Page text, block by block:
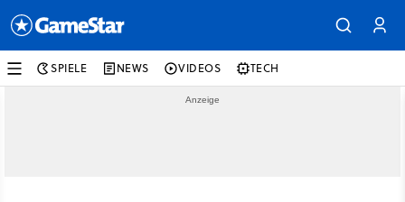
SPIELE NEWS VIDEOS TECH